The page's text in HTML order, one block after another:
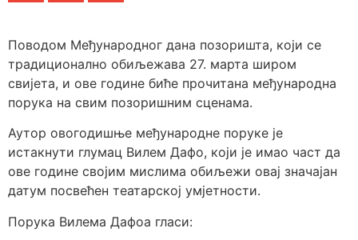
Поводом Међународног дана позоришта, који се
традиционално обиљежава 27. марта широм
свијета, и ове године биће прочитана међународна
порука на свим позоришним сценама.
Аутор овогодишње међународне поруке је
истакнути глумац Вилем Дафо, који је имао част да
ове године својим мислима обиљежи овај значајан
датум посвећен театарској умјетности.
Порука Вилема Дафоа гласи: